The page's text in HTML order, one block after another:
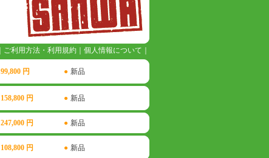
ご利用方法・利用規約 個人情報について
99,800 円 ● 新品
158,800 円 ● 新品
247,000 円 ● 新品
108,800 円 ● 新品